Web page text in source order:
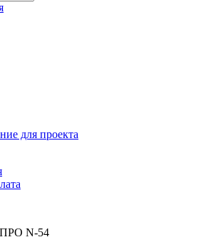
для проекта
ПРО N-54